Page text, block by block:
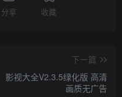
分享 收藏
下一篇
影视大全V2.3.5绿化版 高清
画质无广告